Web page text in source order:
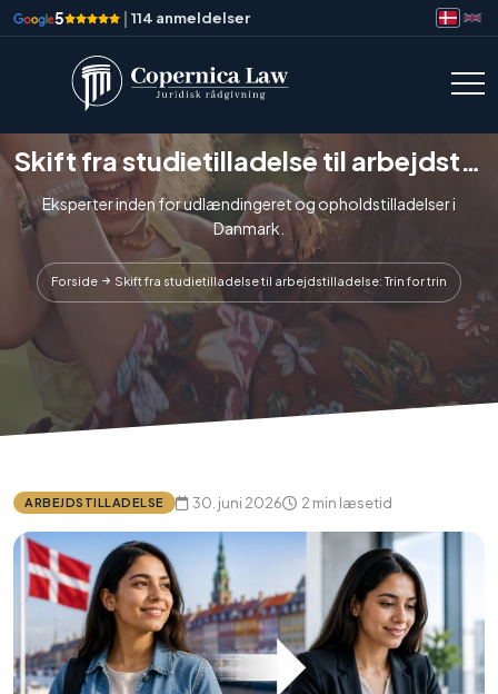
5 | 114 anmeldelser
Skift fra studietilladelse til arbejdstilladelse: Trin for trin
Eksperter inden for udlændingeret og opholdstilladelser i
Danmark.
Forside Skift fra studietilladelse til arbejdstilladelse: Trin for trin
ARBEJDSTILLADELSE 30. juni 2026 2 min læsetid